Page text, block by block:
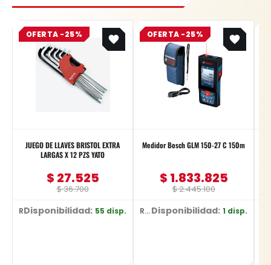
OFERTA -25%
JUEGO DE LLAVES BRISTOL EXTRA
LARGAS X 12 PZS YATO
$36.700
Original
price
was:
$ 36.700.
$ 27.525
Current
price
is:
$ 27.525.
Ref: YT-5836
Disponibilidad: 55 disp.
OFERTA -25%
Medidor Bosch GLM 150-27 C 150m
$2.445.100
Original
price
was:
$ 2.445.100.
$ 1.833.825
Current
price
is:
$ 1.833.825.
Ref: 0601.072.Z00-000Disponibilidad: 1 disp.